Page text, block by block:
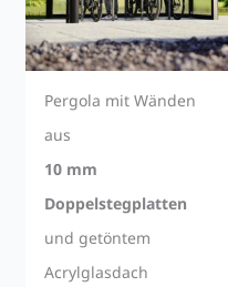
Pergola mit Wänden
aus
10 mm
Doppelstegplatten
und getöntem
Acrylglasdach